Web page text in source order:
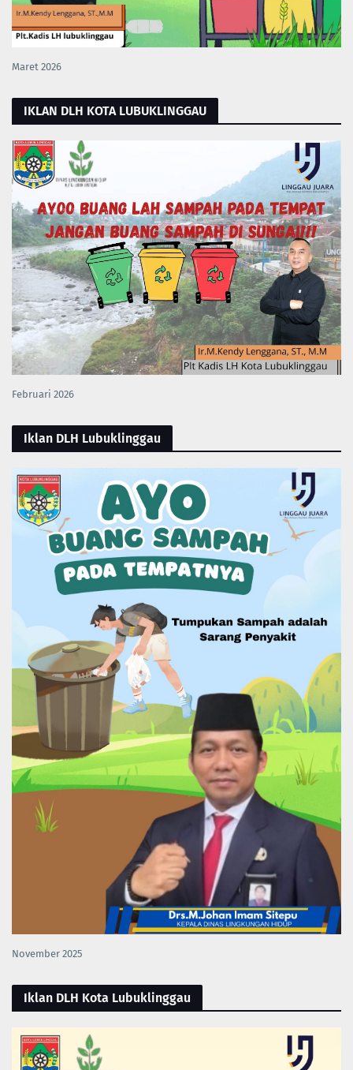
Maret 2026
IKLAN DLH KOTA LUBUKLINGGAU
Februari 2026
Iklan DLH Lubuklinggau
November 2025
Iklan DLH Kota Lubuklinggau